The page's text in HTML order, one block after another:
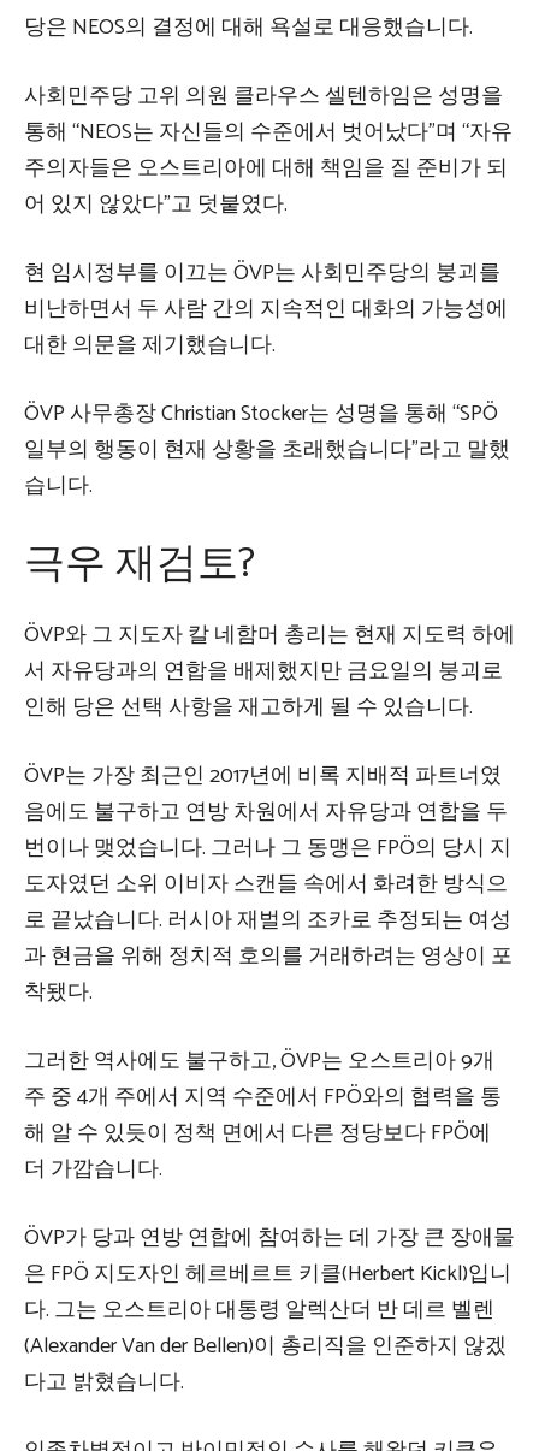
당은 NEOS의 결정에 대해 욕설로 대응했습니다.
사회민주당 고위 의원 클라우스 셀텐하임은 성명을
통해 “NEOS는 자신들의 수준에서 벗어났다”며 “자유
주의자들은 오스트리아에 대해 책임을 질 준비가 되
어 있지 않았다”고 덧붙였다.
현 임시정부를 이끄는 ÖVP는 사회민주당의 붕괴를
비난하면서 두 사람 간의 지속적인 대화의 가능성에
대한 의문을 제기했습니다.
ÖVP 사무총장 Christian Stocker는 성명을 통해 “SPÖ
일부의 행동이 현재 상황을 초래했습니다”라고 말했
습니다.
극우 재검토?
ÖVP와 그 지도자 칼 네함머 총리는 현재 지도력 하에
서 자유당과의 연합을 배제했지만 금요일의 붕괴로
인해 당은 선택 사항을 재고하게 될 수 있습니다.
ÖVP는 가장 최근인 2017년에 비록 지배적 파트너였
음에도 불구하고 연방 차원에서 자유당과 연합을 두
번이나 맺었습니다. 그러나 그 동맹은 FPÖ의 당시 지
도자였던 소위 이비자 스캔들 속에서 화려한 방식으
로 끝났습니다. 러시아 재벌의 조카로 추정되는 여성
과 현금을 위해 정치적 호의를 거래하려는 영상이 포
착됐다.
그러한 역사에도 불구하고, ÖVP는 오스트리아 9개
주 중 4개 주에서 지역 수준에서 FPÖ와의 협력을 통
해 알 수 있듯이 정책 면에서 다른 정당보다 FPÖ에
더 가깝습니다.
ÖVP가 당과 연방 연합에 참여하는 데 가장 큰 장애물
은 FPÖ 지도자인 헤르베르트 키클(Herbert Kickl)입니
다. 그는 오스트리아 대통령 알렉산더 반 데르 벨렌
(Alexander Van der Bellen)이 총리직을 인준하지 않겠
다고 밝혔습니다.